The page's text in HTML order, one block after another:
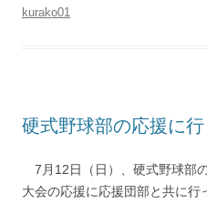
kurako01
硬式野球部の応援に行
7月12日（日）、硬式野球部
大会の応援に応援団部と共に行